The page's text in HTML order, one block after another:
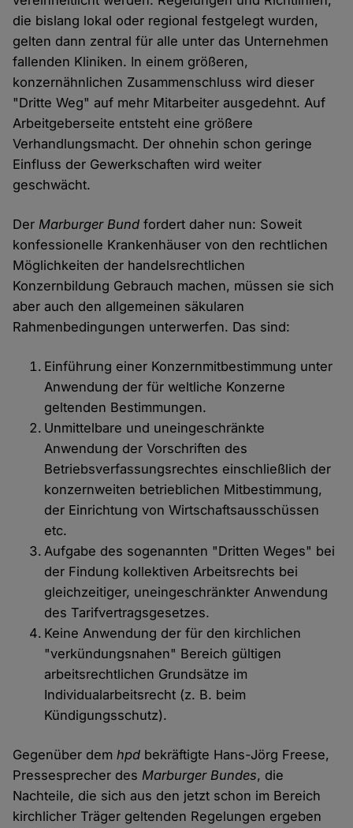
die bislang lokal oder regional festgelegt wurden,
gelten dann zentral für alle unter das Unternehmen
fallenden Kliniken. In einem größeren,
konzernähnlichen Zusammenschluss wird dieser
"Dritte Weg" auf mehr Mitarbeiter ausgedehnt. Auf
Arbeitgeberseite entsteht eine größere
Verhandlungsmacht. Der ohnehin schon geringe
Einfluss der Gewerkschaften wird weiter
geschwächt.
DerMarburger Bund fordert daher nun: Soweit
konfessionelle Krankenhäuser von den rechtlichen
Möglichkeiten der handelsrechtlichen
Konzernbildung Gebrauch machen, müssen sie sich
aber auch den allgemeinen säkularen
Rahmenbedingungen unterwerfen. Das sind:
Einführung einer Konzernmitbestimmung unter
Anwendung der für weltliche Konzerne
geltenden Bestimmungen.
Unmittelbare und uneingeschränkte
Anwendung der Vorschriften des
Betriebsverfassungsrechtes einschließlich der
konzernweiten betrieblichen Mitbestimmung,
der Einrichtung von Wirtschaftsausschüssen
etc.
Aufgabe des sogenannten "Dritten Weges" bei
der Findung kollektiven Arbeitsrechts bei
gleichzeitiger, uneingeschränkter Anwendung
des Tarifvertragsgesetzes.
Keine Anwendung der für den kirchlichen
"verkündungsnahen" Bereich gültigen
arbeitsrechtlichen Grundsätze im
Individualarbeitsrecht (z. B. beim
Kündigungsschutz).
Gegenüber demhpd bekräftigte Hans-Jörg Freese,
Pressesprecher desMarburger Bundes, die
Nachteile, die sich aus den jetzt schon im Bereich
kirchlicher Träger geltenden Regelungen ergeben